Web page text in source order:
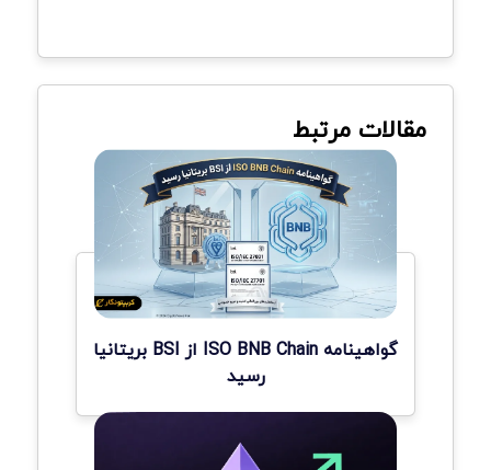
مقالات مرتبط
گواهینامه ISO BNB Chain از BSI بریتانیا
رسید